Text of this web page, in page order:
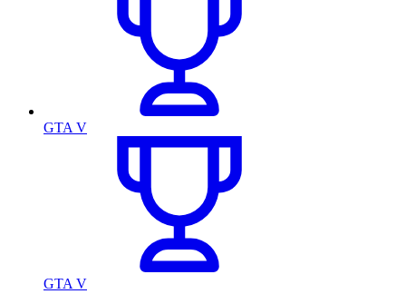
GTA V
GTA V